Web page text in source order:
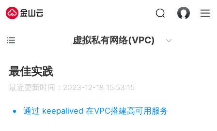
虚拟私有网络(VPC)
最佳实践
最近更新时间：2023-12-18 15:53:15
通过 keepalived 在VPC搭建高可用服务